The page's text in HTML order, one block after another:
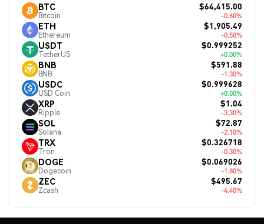
BTC
Bitcoin
$64,415.00
-0.60%
ETH
Ethereum
$1,905.49
-0.50%
USDT
TetherUS
$0.999252
+0.00%
BNB
BNB
$591.88
-1.30%
USDC
USD Coin
$0.999628
+0.00%
XRP
Ripple
$1.04
-3.30%
SOL
Solana
$72.87
-2.10%
TRX
Tron
$0.326718
-0.30%
DOGE
Dogecoin
$0.069026
-1.80%
ZEC
Zcash
$495.67
-4.40%